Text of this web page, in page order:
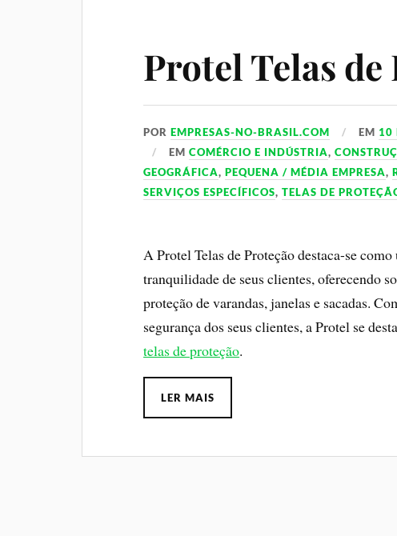
Protel Telas de
POREMPRESAS-NO-BRASIL.COM EM 10
EMCOMÉRCIO E INDÚSTRIA,
GEOGRÁFICA,PEQUENA / MÉDIA EMPRESA,
SERVIÇOS ESPECÍFICOS,TELAS DE
A Protel Telas de Proteção destaca-se
tranquilidade de seus clientes, oferecendo
proteção de varandas, janelas e sacadas.
segurança dos seus clientes, a Protel se
telas de proteção.
LER MAIS